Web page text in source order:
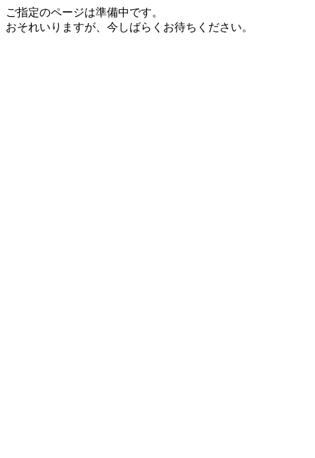
ご指定のページは準備中です。
おそれいりますが、今しばらくお待ちください。